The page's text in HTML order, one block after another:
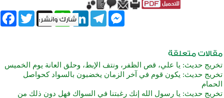
Twitter X
WhatsAppLinkedInTelegram
Messenger
تخريج حديث: يا علي، قص الظفر، ونتف الإبط، وحلق العانة يوم الخميس
تخريج حديث: يكون قوم في آخر الزمان يخضبون بالسواد كحواصل
الحمام
تخريج حديث: يا رسول الله إنك رغبتنا في السواك فهل دون ذلك من